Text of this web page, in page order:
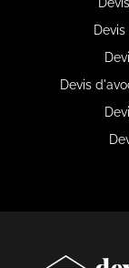
Devis